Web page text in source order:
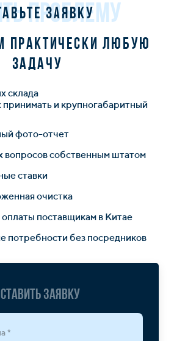
ПРОБЛЕМУ
заявку
практически любую
задачу
склада
и крупногабаритный
фото-отчет
вопросов собственным штатом
ставки
очистка
поставщикам в Китае
потребности без посредников
заявку
*